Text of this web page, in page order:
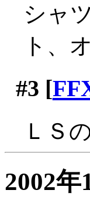
シャ
ト、
#3 [
ＬＳ
2002年